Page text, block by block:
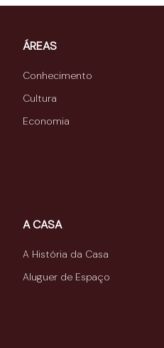
ÁREAS
Conhecimento
Cultura
Economia
A CASA
A História da Casa
Aluguer de Espaço